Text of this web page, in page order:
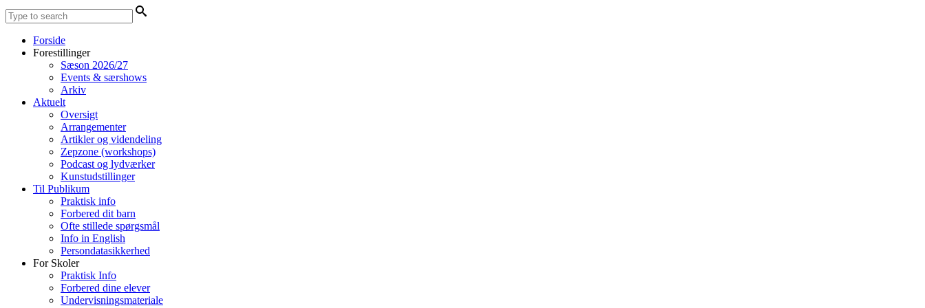
Forside
Forestillinger
Sæson 2026/27
Events & særshows
Arkiv
Aktuelt
Oversigt
Arrangementer
Artikler og videndeling
Zepzone (workshops)
Podcast og lydværker
Kunstudstillinger
Til Publikum
Praktisk info
Forbered dit barn
Ofte stillede spørgsmål
Info in English
Persondatasikkerhed
For Skoler
Praktisk Info
Forbered dine elever
Undervisningsmateriale